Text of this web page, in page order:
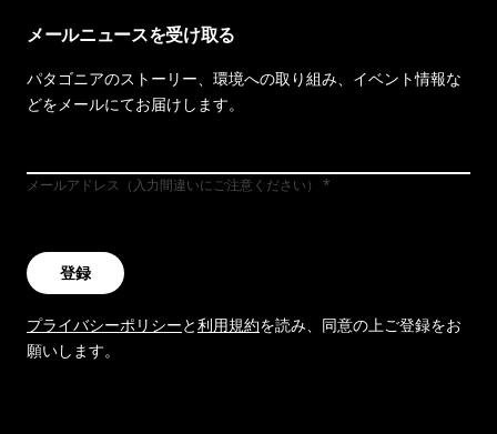
メールニュースを受け取る
パタゴニアのストーリー、環境への取り組み、イベント情報な
どをメールにてお届けします。
メールアドレス（入力間違いにご注意ください）
登録
プライバシーポリシーと利用規約を読み、同意の上ご登録をお
願いします。